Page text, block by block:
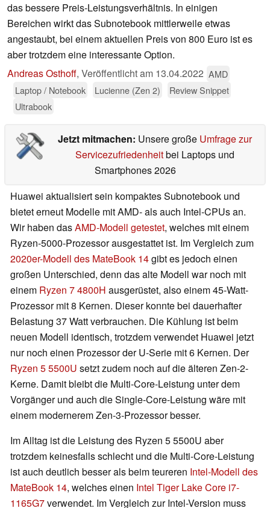
das bessere Preis-Leistungsverhältnis. In einigen
Bereichen wirkt das Subnotebook mittlerweile etwas
angestaubt, bei einem aktuellen Preis von 800 Euro ist es
aber trotzdem eine interessante Option.
Andreas Osthoff, Veröffentlicht am 13.04.2022 AMD
Laptop / Notebook
Lucienne (Zen 2)
Review Snippet
Ultrabook
Jetzt mitmachen: Unsere große Umfrage zur
Servicezufriedenheitbei Laptops und
Smartphones 2026
Huawei aktualisiert sein kompaktes Subnotebook und
bietet erneut Modelle mit AMD- als auch Intel-CPUs an.
Wir haben dasAMD-Modell getestet, welches mit einem
Ryzen-5000-Prozessor ausgestattet ist. Im Vergleich zum
2020er-Modell des MateBook 14gibt es jedoch einen
großen Unterschied, denn das alte Modell war noch mit
einem Ryzen 7 4800H ausgerüstet, also einem 45-Watt-
Prozessor mit 8 Kernen. Dieser konnte bei dauerhafter
Belastung 37 Watt verbrauchen. Die Kühlung ist beim
neuen Modell identisch, trotzdem verwendet Huawei jetzt
nur noch einen Prozessor der U-Serie mit 6 Kernen. Der
Ryzen 5 5500U setzt zudem noch auf die älteren Zen-2-
Kerne. Damit bleibt die Multi-Core-Leistung unter dem
Vorgänger und auch die Single-Core-Leistung wäre mit
einem modernerem Zen-3-Prozessor besser.
Im Alltag ist die Leistung des Ryzen 5 5500U aber
trotzdem keinesfalls schlecht und die Multi-Core-Leistung
ist auch deutlich besser als beim teureren Intel-Modell des
MateBook 14, welches einen Intel Tiger Lake Core i7-
1165G7verwendet. Im Vergleich zur Intel-Version muss